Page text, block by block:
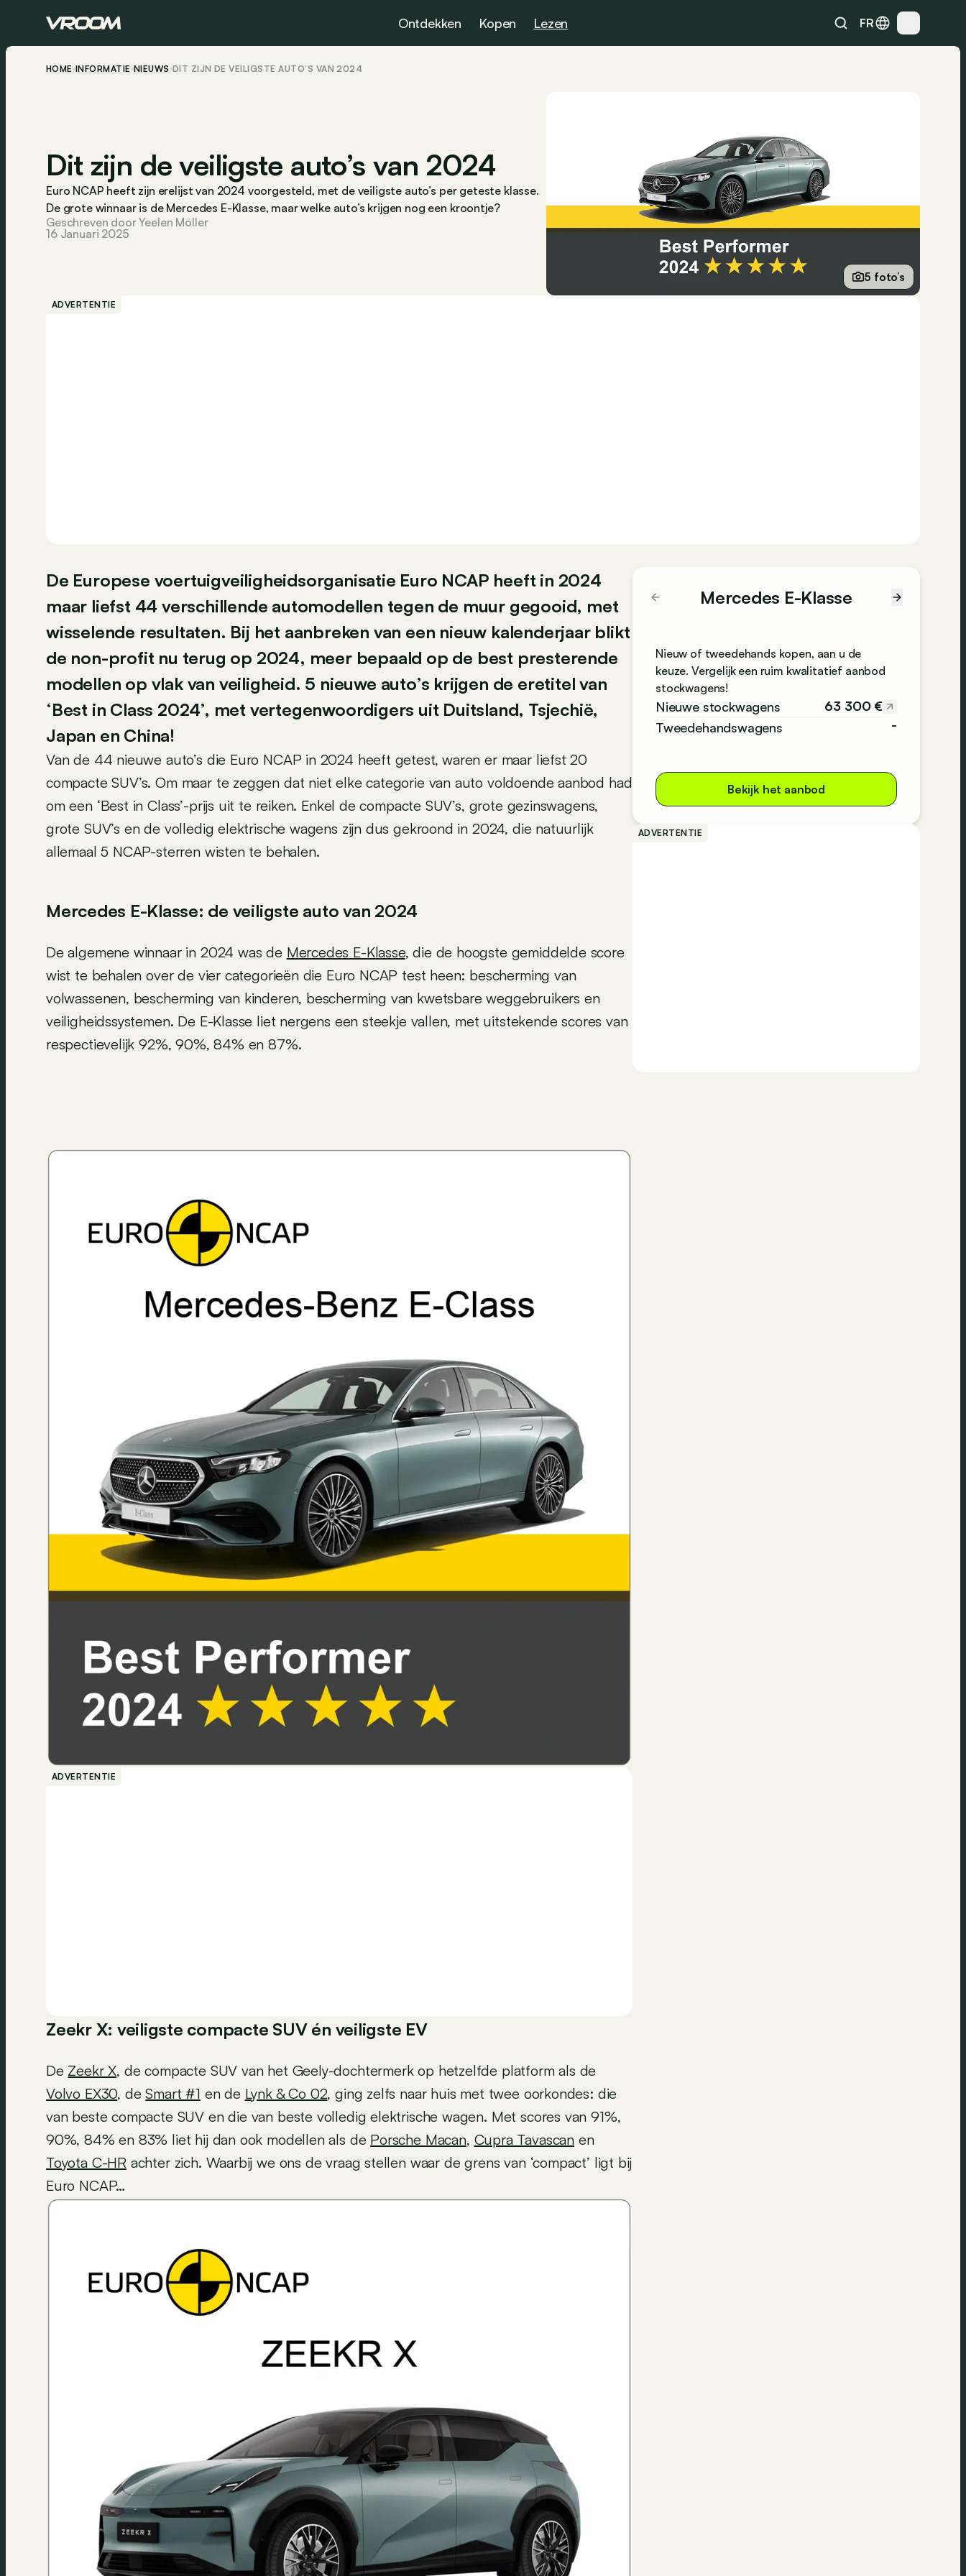
Ontdekken Kopen Lezen FR
HOME INFORMATIE NIEUWS DIT ZIJN DE VEILIGSTE AUTO’S VAN 2024
Dit zijn de veiligste auto’s van 2024
Euro NCAP heeft zijn erelijst van 2024 voorgesteld, met de veiligste auto’s per geteste klasse.
De grote winnaar is de Mercedes E-Klasse, maar welke auto’s krijgen nog een kroontje?
Geschreven door Yeelen Möller
16 Januari 2025
5 foto’s
ADVERTENTIE
De Europese voertuigveiligheidsorganisatie Euro NCAP heeft in 2024
maar liefst 44 verschillende automodellen tegen de muur gegooid, met
wisselende resultaten. Bij het aanbreken van een nieuw kalenderjaar blikt
de non-profit nu terug op 2024, meer bepaald op de best presterende
modellen op vlak van veiligheid. 5 nieuwe auto’s krijgen de eretitel van
‘Best in Class 2024’, met vertegenwoordigers uit Duitsland, Tsjechië,
Japan en China!
Van de 44 nieuwe auto’s die Euro NCAP in 2024 heeft getest, waren er maar liefst 20
compacte SUV’s. Om maar te zeggen dat niet elke categorie van auto voldoende aanbod had
om een ‘Best in Class’-prijs uit te reiken. Enkel de compacte SUV’s, grote gezinswagens,
grote SUV’s en de volledig elektrische wagens zijn dus gekroond in 2024, die natuurlijk
allemaal 5 NCAP-sterren wisten te behalen.
Mercedes E-Klasse: de veiligste auto van 2024
De algemene winnaar in 2024 was de Mercedes E-Klasse, die de hoogste gemiddelde score
wist te behalen over de vier categorieën die Euro NCAP test heen: bescherming van
volwassenen, bescherming van kinderen, bescherming van kwetsbare weggebruikers en
veiligheidssystemen. De E-Klasse liet nergens een steekje vallen, met uitstekende scores van
respectievelijk 92%, 90%, 84% en 87%.
ADVERTENTIE
Zeekr X: veiligste compacte SUV én veiligste EV
De Zeekr X, de compacte SUV van het Geely-dochtermerk op hetzelfde platform als de
Volvo EX30, deSmart #1 en de Lynk & Co 02, ging zelfs naar huis met twee oorkondes: die
van beste compacte SUV en die van beste volledig elektrische wagen. Met scores van 91%,
90%, 84% en 83% liet hij dan ook modellen als de Porsche Macan, Cupra Tavascanen
Toyota C-HR achter zich. Waarbij we ons de vraag stellen waar de grens van ‘compact’ ligt bij
Euro NCAP…
Mercedes E-Klasse
Nieuw of tweedehands kopen, aan u de
keuze. Vergelijk een ruim kwalitatief aanbod
stockwagens!
Nieuwe stockwagens
63 300 €
Tweedehandswagens
-
Bekijk het aanbod
ADVERTENTIE